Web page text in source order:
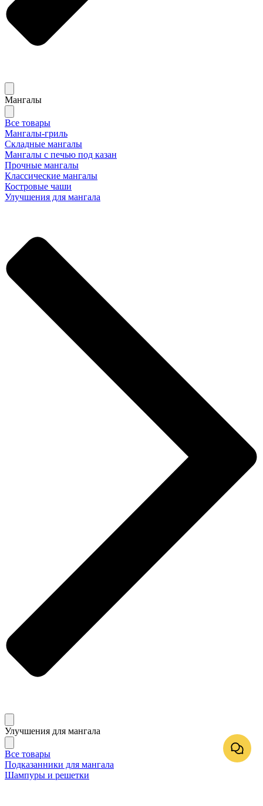
Мангалы
Все товары
Мангалы-гриль
Складные мангалы
Мангалы с печью под казан
Прочные мангалы
Классические мангалы
Костровые чаши
Улучшения для мангала
Улучшения для мангала
Все товары
Подказанники для мангала
Шампуры и решетки